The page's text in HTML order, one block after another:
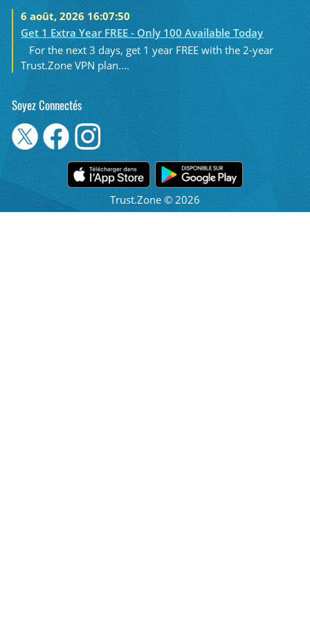
6 août, 2026 16:07:50
Get 1 Extra Year FREE - Only 100 Available Today
For the next 3 days, get 1 year FREE with the 2-year
Trust.Zone VPN plan....
Soyez Connectés
Trust.Zone © 2026